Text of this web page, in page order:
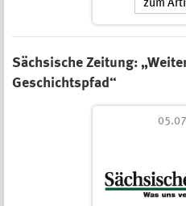
zum
Sächsische Zeitung:
Geschichtspfad“